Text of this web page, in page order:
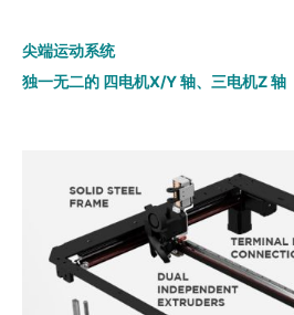
尖端运动系统
独一无二的 四电机X/Y 轴、三电机Z 轴